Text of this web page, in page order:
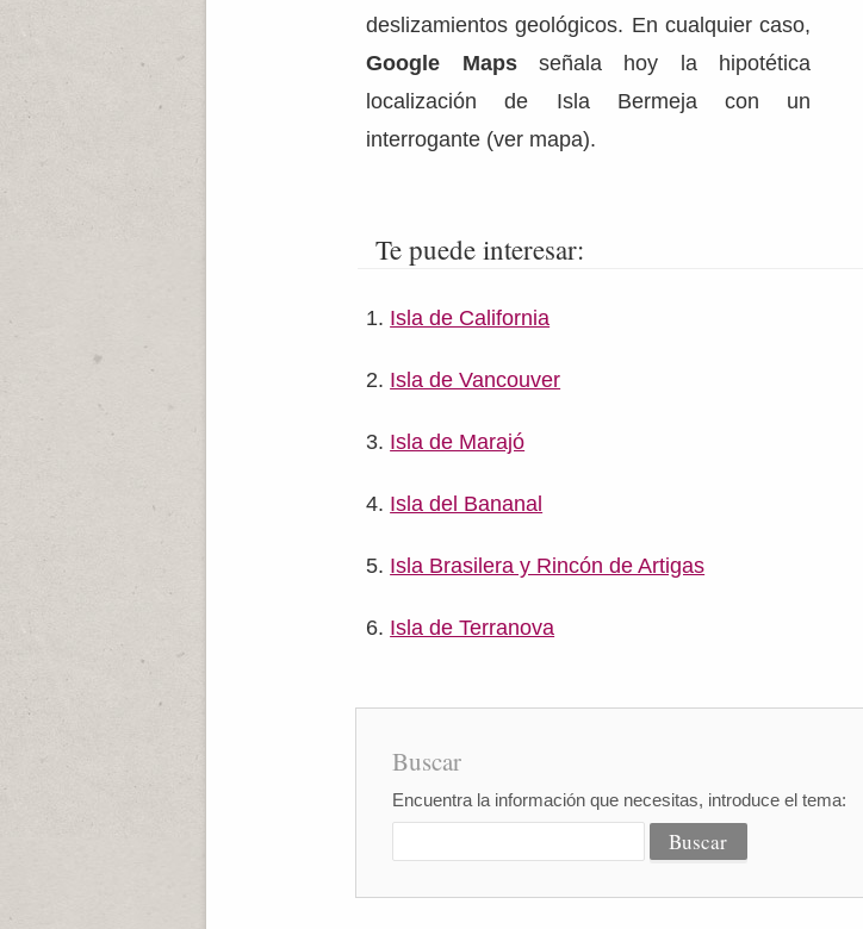
deslizamientos geológicos. En cualquier caso,
Google Mapsseñala hoy la hipotética
localización de Isla Bermeja con un
interrogante (ver mapa).
Te puede interesar:
Isla de California
Isla de Vancouver
Isla de Marajó
Isla del Bananal
Isla Brasilera y Rincón de Artigas
Isla de Terranova
Buscar
Encuentra la información que necesitas, introduce el tema: